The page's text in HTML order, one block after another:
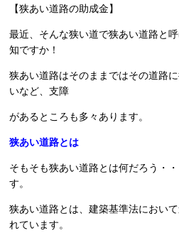
【狭あい道路の助成金】
最近、そんな狭い道で狭あい道路と
知ですか！
狭あい道路はそのままではその道路
いなど、支障
があるところも多々あります。
狭あい道路とは
そもそも狭あい道路とは何だろう・
す。
狭あい道路とは、建築基準法におい
れています。